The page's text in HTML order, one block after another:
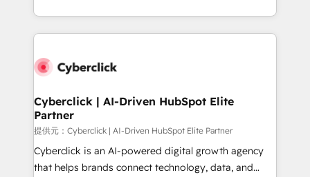
America. From casual user to super fan: make
Canada, we’ve delivered thousands of successful
HubSpot projects for mid-market and enterprise
combine HubSpot, data, and AI to design connected
and technology for predictable, scalable revenue
growth. Our expertise spans RevOps, CRM and data
architecture, AI enablement, and strategic marketing,
delivered through our proprietary FLAIR framework
for responsible AI adoption. As a HubSpot Elite
Cyberclick | AI-Driven HubSpot Elite
Partner
提供元：Cyberclick | AI-Driven HubSpot Elite Partner
Cyberclick is an AI-powered digital growth agency
that helps brands connect technology, data, and